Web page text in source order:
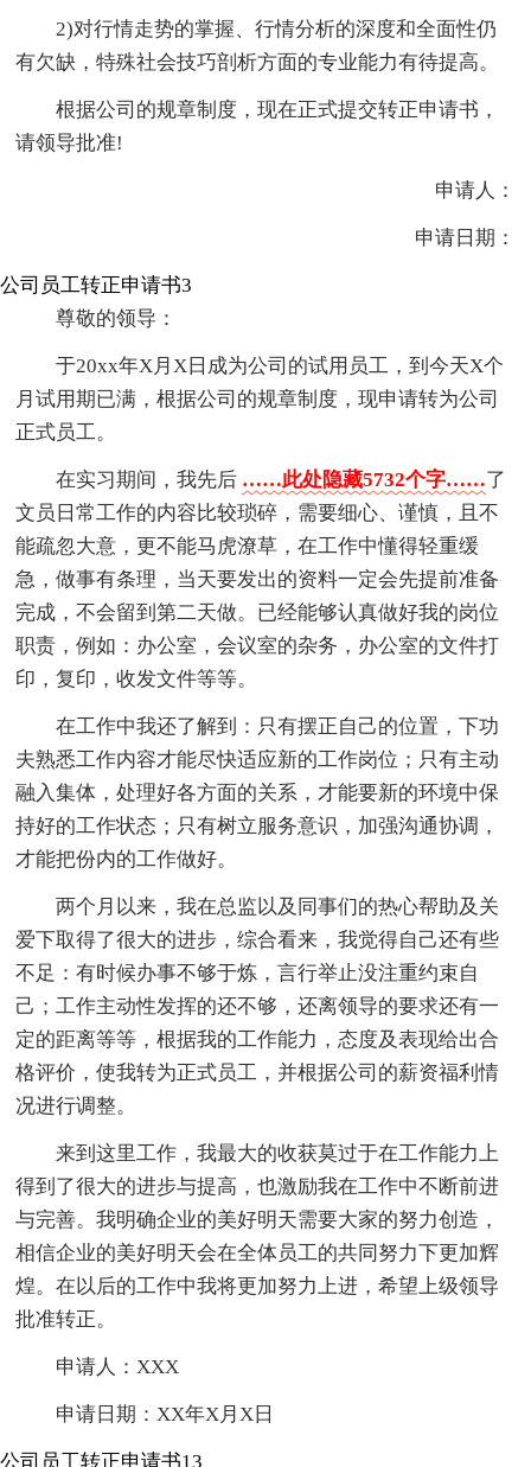
2)对行情走势的掌握、行情分析的深度和全面性仍
有欠缺，特殊社会技巧剖析方面的专业能力有待提高。
根据公司的规章制度，现在正式提交转正申请书，
请领导批准!
申请人：
申请日期：
公司员工转正申请书3
尊敬的领导：
于20xx年X月X日成为公司的试用员工，到今天X个
月试用期已满，根据公司的规章制度，现申请转为公司
正式员工。
在实习期间，我先后 ……此处隐藏5732个字……了
文员日常工作的内容比较琐碎，需要细心、谨慎，且不
能疏忽大意，更不能马虎潦草，在工作中懂得轻重缓
急，做事有条理，当天要发出的资料一定会先提前准备
完成，不会留到第二天做。已经能够认真做好我的岗位
职责，例如：办公室，会议室的杂务，办公室的文件打
印，复印，收发文件等等。
在工作中我还了解到：只有摆正自己的位置，下功
夫熟悉工作内容才能尽快适应新的工作岗位；只有主动
融入集体，处理好各方面的关系，才能要新的环境中保
持好的工作状态；只有树立服务意识，加强沟通协调，
才能把份内的工作做好。
两个月以来，我在总监以及同事们的热心帮助及关
爱下取得了很大的进步，综合看来，我觉得自己还有些
不足：有时候办事不够于炼，言行举止没注重约束自
己；工作主动性发挥的还不够，还离领导的要求还有一
定的距离等等，根据我的工作能力，态度及表现给出合
格评价，使我转为正式员工，并根据公司的薪资福利情
况进行调整。
来到这里工作，我最大的收获莫过于在工作能力上
得到了很大的进步与提高，也激励我在工作中不断前进
与完善。我明确企业的美好明天需要大家的努力创造，
相信企业的美好明天会在全体员工的共同努力下更加辉
煌。在以后的工作中我将更加努力上进，希望上级领导
批准转正。
申请人：XXX
申请日期：XX年X月X日
公司员工转正申请书13